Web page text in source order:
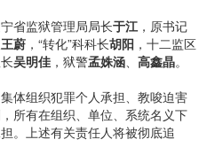
省监狱管理局局长于江，原书记
王蔚 ，“转化”科科长胡阳 ，十二监区
吴明佳 ，狱警孟姝涵、 高鑫晶。
体组织犯罪个人承担、教唆迫害
所有在组织、单位、系统名义下
。上述有关责任人将被彻底追